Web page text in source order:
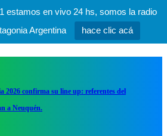
estamos en vivo 24 hs, somos la radio
Argentina
hace clic acá
2026 confirma su line up: referentes del
a Neuquén.